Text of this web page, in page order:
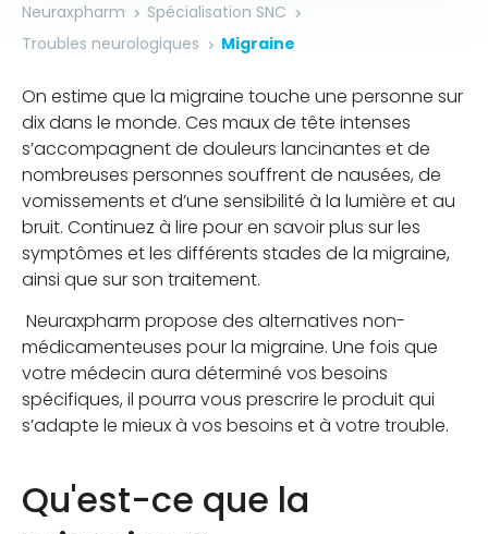
Neuraxpharm
Spécialisation SNC
Troubles neurologiques
Migraine
On estime que la migraine touche une personne sur
dix dans le monde. Ces maux de tête intenses
s’accompagnent de douleurs lancinantes et de
nombreuses personnes souffrent de nausées, de
vomissements et d’une sensibilité à la lumière et au
bruit. Continuez à lire pour en savoir plus sur les
symptômes et les différents stades de la migraine,
ainsi que sur son traitement.
Neuraxpharm propose des alternatives non-
médicamenteuses pour la migraine. Une fois que
votre médecin aura déterminé vos besoins
spécifiques, il pourra vous prescrire le produit qui
s’adapte le mieux à vos besoins et à votre trouble.
Qu'est-ce que la